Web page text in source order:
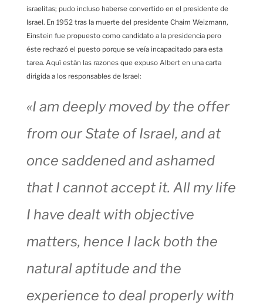
israelitas; pudo incluso haberse convertido en el presidente de
Israel. En 1952 tras la muerte del presidente Chaim Weizmann,
Einstein fue propuesto como candidato a la presidencia pero
éste rechazó el puesto porque se veía incapacitado para esta
tarea. Aquí están las razones que expuso Albert en una carta
dirigida a los responsables de Israel:
«I am deeply moved by the offer
from our State of Israel, and at
once saddened and ashamed
that I cannot accept it. All my life
I have dealt with objective
matters, hence I lack both the
natural aptitude and the
experience to deal properly with